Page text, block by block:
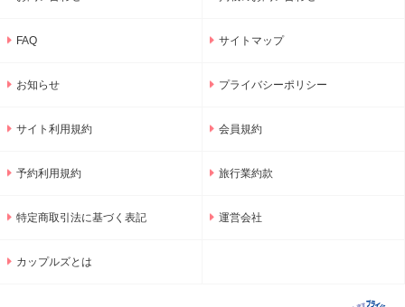
FAQ サイトマップ
お知らせ プライバシーポリシー
サイト利用規約 会員規約
予約利用規約 旅行業約款
特定商取引法に基づく表記 運営会社
カップルズとは